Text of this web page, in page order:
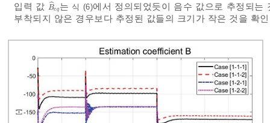
입력 값 B
ˆeq
B^eq
는 식 (6)에서 정의되었듯이 음수 값으로 추정되는
부착되지 않은 경우보다 추정된 값들의 크기가 작은 것을 확